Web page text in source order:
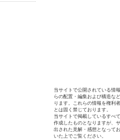
当サイトで公開されている情
らの配置・編集および構造な
ります。これらの情報を権利
とは固く禁じております。
当サイトで掲載しているすべ
作成したものとなりますが、
出された見解・感想となって
いた上でご覧ください。